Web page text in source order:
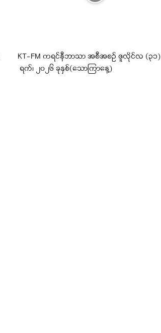
KT-FM ကရင်နီဘာသာ အစီအစဉ် ဇူလိုင်လ (၃၁)
ရက်၊ ၂၀၂၆ ခုနှစ်(သောကြာနေ့)